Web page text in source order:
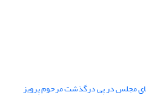
مجلس در پی درگذشت مرحوم پرویز